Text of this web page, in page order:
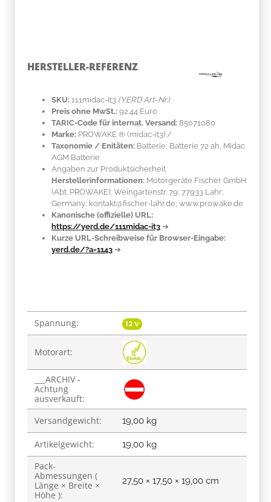
HERSTELLER-REFERENZ
SKU: 111midac-it3 (YERD Art-Nr.)
Preis ohne MwSt.: 92.44 Euro
TARIC-Code für internat. Versand: 85071080
Marke: PROWAKE ® (midac-it3) /
Taxonomie / Enitäten: Batterie, Batterie 72 ah, Midac
AGM Batterie
Angaben zur Produktsicherheit
Herstellerinformationen: Motorgeräte Fischer GmbH
(Abt. PROWAKE); Weingartenstr. 79; 77933 Lahr;
Germany; kontakt@fischer-lahr.de; www.prowake.de
Kanonische (offizielle) URL:
https://yerd.de/111midac-it3 ➔
Kurze URL-Schreibweise für Browser-Eingabe:
yerd.de/?a=1143 ➔
Produkteigenschaft
Wert
Spannung: 12 V
Motorart:
___ARCHIV -
Achtung
ausverkauft:
Versandgewicht:
19,00 kg
Artikelgewicht: 19,00 kg
Pack-
Abmessungen (
Länge × Breite ×
Höhe ):
27,50 × 17,50 × 19,00 cm